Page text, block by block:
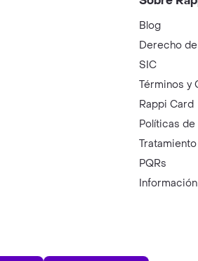
Blog
Derecho
SIC
Términos y
Rappi Card
Políticas
PQRs